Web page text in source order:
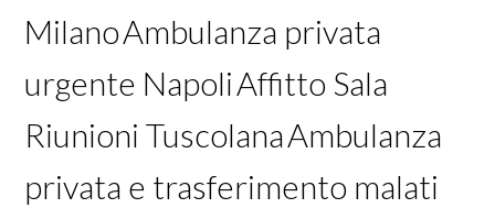
MilanoAmbulanza privata
urgente NapoliAffitto Sala
Riunioni TuscolanaAmbulanza
privata e trasferimento malati